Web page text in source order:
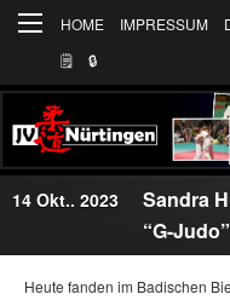
HOME IMPRESSUM
🗒
🔒︎
14 Okt.. 2023
Sandra
“G-
Heute fanden im Badischen